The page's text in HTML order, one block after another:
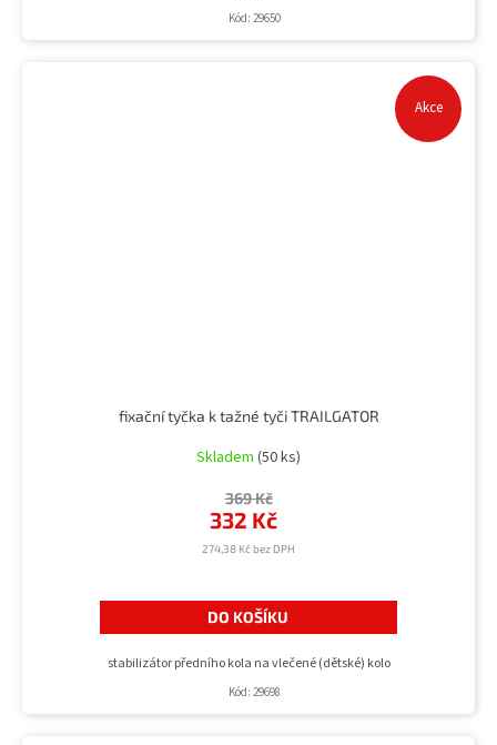
Kód: 29650
Akce
fixační tyčka k tažné tyči TRAILGATOR
Skladem (50 ks)
274,38 Kč bez DPH
332 Kč
369 Kč
DO KOŠÍKU
stabilizátor předního kola na vlečené (dětské) kolo
Kód: 29698